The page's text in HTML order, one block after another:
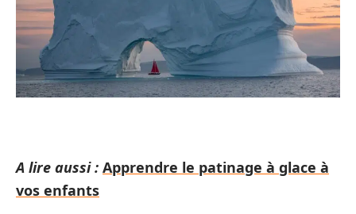
A lire aussi : Apprendre le patinage à glace à
vos enfants